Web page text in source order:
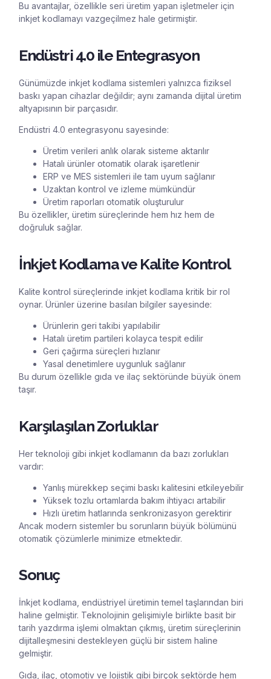
Bu avantajlar, özellikle seri üretim yapan işletmeler için
inkjet kodlamayı vazgeçilmez hale getirmiştir.
Endüstri 4.0 ile Entegrasyon
Günümüzde inkjet kodlama sistemleri yalnızca fiziksel
baskı yapan cihazlar değildir; aynı zamanda dijital üretim
altyapısının bir parçasıdır.
Endüstri 4.0 entegrasyonu sayesinde:
Üretim verileri anlık olarak sisteme aktarılır
Hatalı ürünler otomatik olarak işaretlenir
ERP ve MES sistemleri ile tam uyum sağlanır
Uzaktan kontrol ve izleme mümkündür
Üretim raporları otomatik oluşturulur
Bu özellikler, üretim süreçlerinde hem hız hem de
doğruluk sağlar.
İnkjet Kodlama ve Kalite Kontrol
Kalite kontrol süreçlerinde inkjet kodlama kritik bir rol
oynar. Ürünler üzerine basılan bilgiler sayesinde:
Ürünlerin geri takibi yapılabilir
Hatalı üretim partileri kolayca tespit edilir
Geri çağırma süreçleri hızlanır
Yasal denetimlere uygunluk sağlanır
Bu durum özellikle gıda ve ilaç sektöründe büyük önem
taşır.
Karşılaşılan Zorluklar
Her teknoloji gibi inkjet kodlamanın da bazı zorlukları
vardır:
Yanlış mürekkep seçimi baskı kalitesini etkileyebilir
Yüksek tozlu ortamlarda bakım ihtiyacı artabilir
Hızlı üretim hatlarında senkronizasyon gerektirir
Ancak modern sistemler bu sorunların büyük bölümünü
otomatik çözümlerle minimize etmektedir.
Sonuç
İnkjet kodlama, endüstriyel üretimin temel taşlarından biri
haline gelmiştir. Teknolojinin gelişimiyle birlikte basit bir
tarih yazdırma işlemi olmaktan çıkmış, üretim süreçlerinin
dijitalleşmesini destekleyen güçlü bir sistem haline
gelmiştir.
Gıda, ilaç, otomotiv ve lojistik gibi birçok sektörde hem